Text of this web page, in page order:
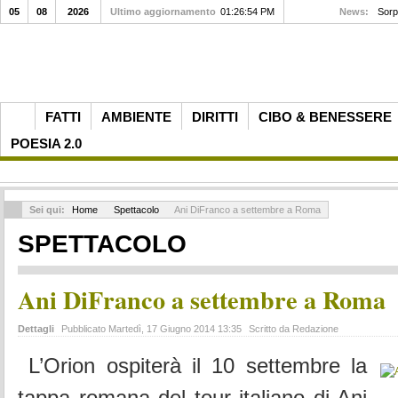
FATTI AMBIENTE DIRITTI
CIBO & BENESSERE
POESIA 2.0
05 08 2026 Ultimo aggiornamento 01:26:54 PM News:
Sei qui: Home Spettacolo Ani DiFranco a settembre a Roma
SPETTACOLO
Ani DiFranco a settembre a Roma
Dettagli Pubblicato Martedì, 17 Giugno 2014 13:35 Scritto da Redazione
L’Orion ospiterà il 10 settembre la